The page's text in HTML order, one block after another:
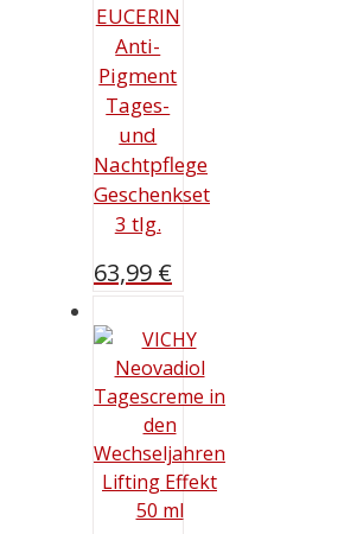
EUCERIN
Anti-
Pigment
Tages-
und
Nachtpflege
Geschenkset
3 tlg.
63,99 €